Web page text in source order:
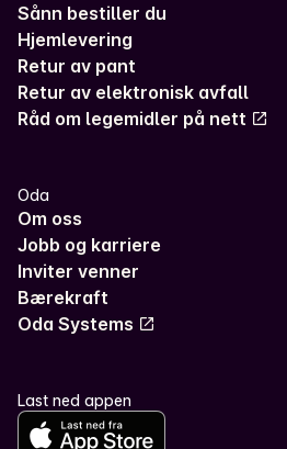
Sånn bestiller du
Hjemlevering
Retur av pant
Retur av elektronisk avfall
Råd om legemidler på nett
Oda
Om oss
Jobb og karriere
Inviter venner
Bærekraft
Oda Systems
Last ned appen